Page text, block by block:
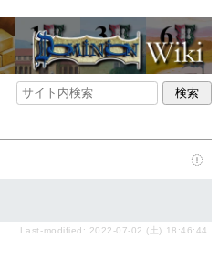
Last-modified: 2022-07-02 (土) 18:46:44